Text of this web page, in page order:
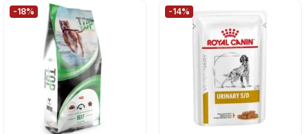
-18% -14%